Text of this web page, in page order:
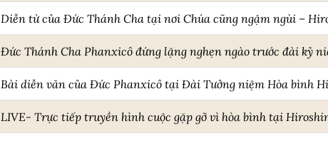
Diễn từ của Đức Thánh Cha tại nơi Chúa cũng ngậm ngùi –
Đức Thánh Cha Phanxicô đứng lặng nghẹn ngào trước đài kỷ
Bài diễn văn của Đức Phanxicô tại Đài Tưởng niệm Hòa bình
LIVE- Trực tiếp truyền hình cuộc gặp gỡ vì hòa bình tại